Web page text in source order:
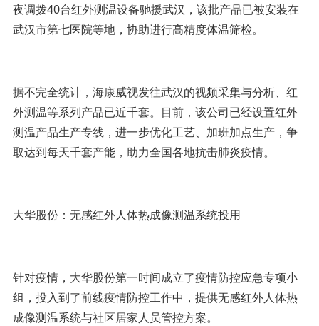
夜调拨40台红外测温设备驰援武汉，该批产品已被安装在
武汉市第七医院等地，协助进行高精度体温筛检。
据不完全统计，海康威视发往武汉的视频采集与分析、红
外测温等系列产品已近千套。目前，该公司已经设置红外
测温产品生产专线，进一步优化工艺、加班加点生产，争
取达到每天千套产能，助力全国各地抗击肺炎疫情。
大华股份：无感红外人体热成像测温系统投用
针对疫情，大华股份第一时间成立了疫情防控应急专项小
组，投入到了前线疫情防控工作中，提供无感红外人体热
成像测温系统与社区居家人员管控方案。